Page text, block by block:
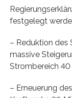
festgelegt
– Reduktion des
massive
Strombereich 40
– Erneuerung